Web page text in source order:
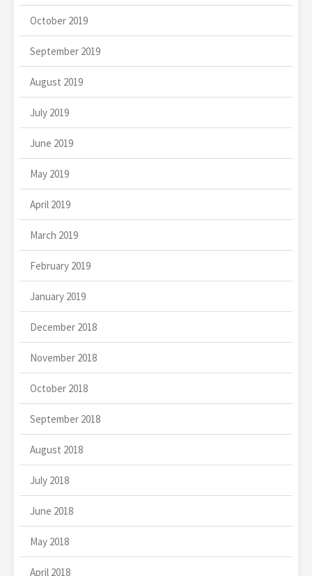
October 2019
September 2019
August 2019
July 2019
June 2019
May 2019
April 2019
March 2019
February 2019
January 2019
December 2018
November 2018
October 2018
September 2018
August 2018
July 2018
June 2018
May 2018
April 2018